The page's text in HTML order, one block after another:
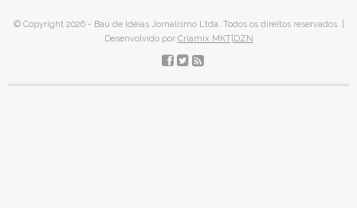
© Copyright 2026 - Baú de Idéias Jornalismo Ltda. Todos os direitos reservados. |
Desenvolvido por Criamix MKT|DZN